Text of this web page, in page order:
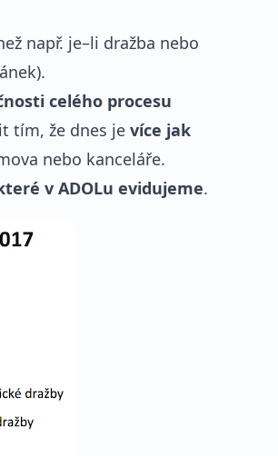
např. je–li dražba nebo
celého procesu
tím, že dnes je více jak
nebo kanceláře.
v ADOLu evidujeme.